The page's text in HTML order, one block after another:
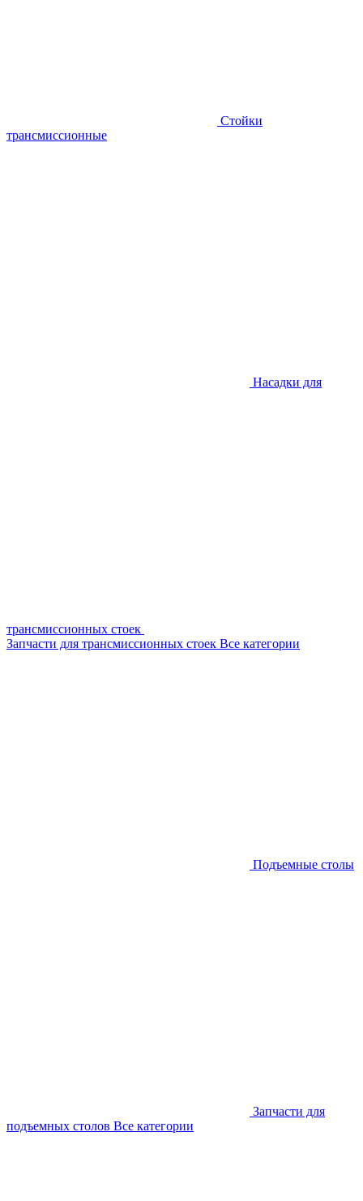
Стойки
трансмиссионные
Насадки для
трансмиссионных стоек
Запчасти для трансмиссионных стоек Все категории
Подъемные столы
Запчасти для
подъемных столов Все категории